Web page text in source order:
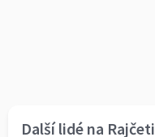
Další lidé na Rajčeti